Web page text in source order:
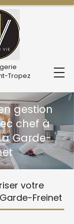
Tropez
gestion
chef à
Garde-
votre
Freinet